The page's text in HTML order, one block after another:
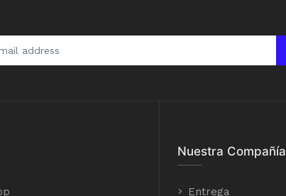
Nuestra Compañía
Entrega